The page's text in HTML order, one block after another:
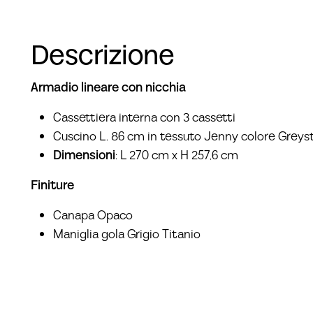
Descrizione
Armadio lineare con nicchia
Cassettiera interna con 3 cassetti
Cuscino L. 86 cm in tessuto Jenny colore
Dimensioni: L 270 cm x H 257,6 cm
Finiture
Canapa Opaco
Maniglia gola Grigio Titanio